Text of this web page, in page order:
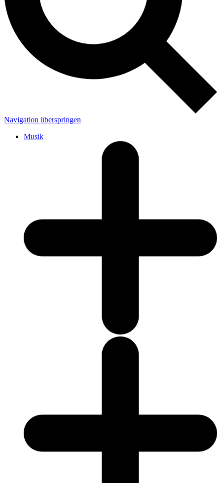
Navigation überspringen
Musik